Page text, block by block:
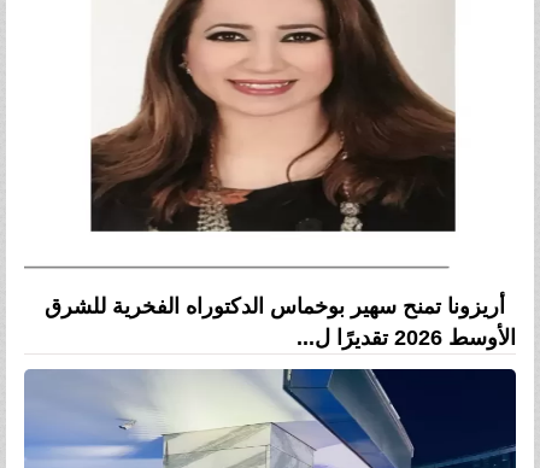
أريزونا تمنح سهير بوخماس الدكتوراه الفخرية للشرق
الأوسط 2026 تقديرًا ل...